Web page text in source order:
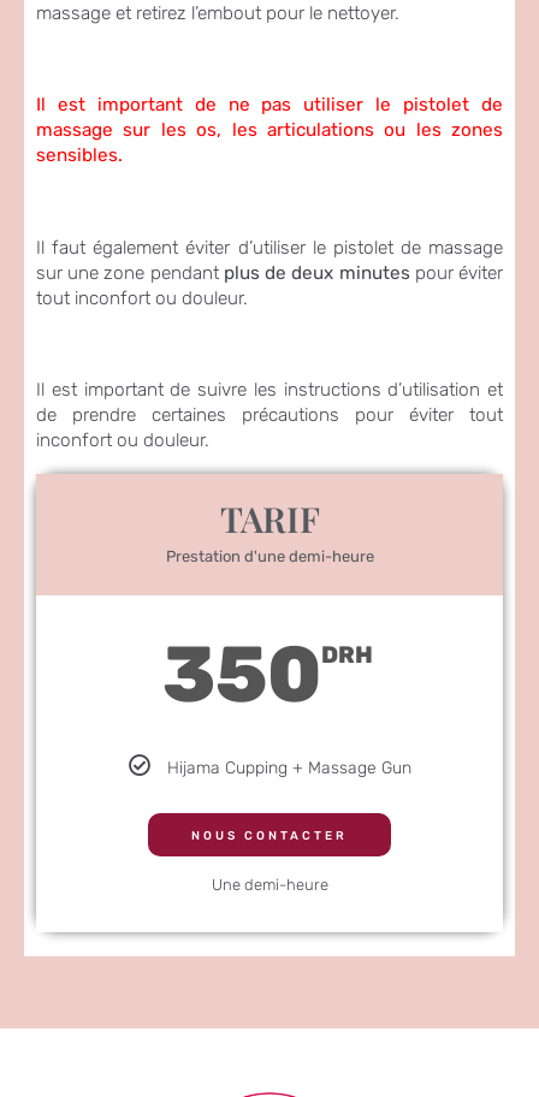
massage et retirez l’embout pour le nettoyer.
Il est important de ne pas utiliser le pistolet de
massage sur les os, les articulations ou les zones
sensibles.
Il faut également éviter d’utiliser le pistolet de massage
sur une zone pendant plus de deux minutes pour éviter
tout inconfort ou douleur.
Il est important de suivre les instructions d’utilisation et
de prendre certaines précautions pour éviter tout
inconfort ou douleur.
TARIF
Prestation d'une demi-heure
350DRH
Hijama Cupping + Massage Gun
NOUS CONTACTER
Une demi-heure